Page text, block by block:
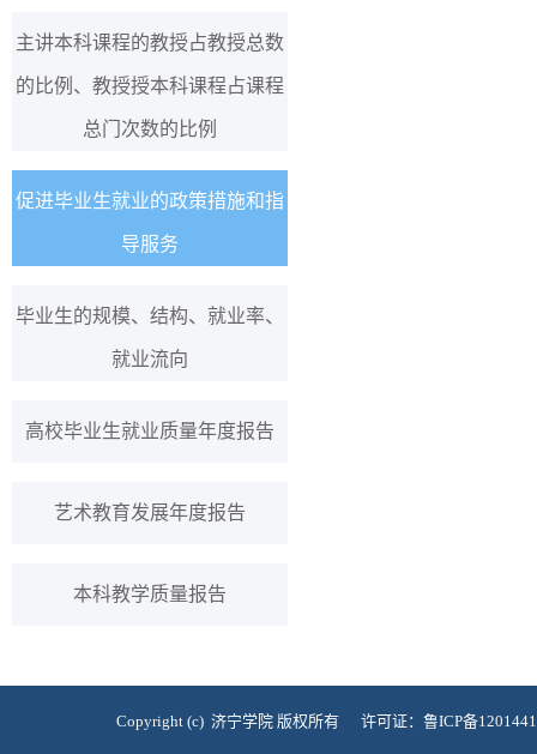
主讲本科课程的教授占教授总数
的比例、教授授本科课程占课程
总门次数的比例
促进毕业生就业的政策措施和指
导服务
毕业生的规模、结构、就业率、
就业流向
高校毕业生就业质量年度报告
艺术教育发展年度报告
本科教学质量报告
Copyright (c) 济宁学院 版权所有 许可证：鲁ICP备